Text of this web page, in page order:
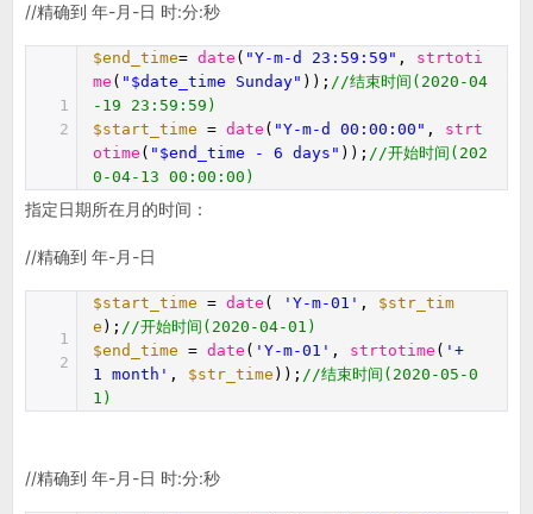
//精确到 年-月-日 时:分:秒
1
2
$end_time= date ( "Y-m-d 23:59:59" , strtoti
me ( "$date_time Sunday" )); //结束时间(2020-04
-19 23:59:59)
$start_time = date ( "Y-m-d 00:00:00" , strt
otime ( "$end_time - 6 days" )); //开始时间(202
0-04-13 00:00:00)
指定日期所在月的时间：
//精确到 年-月-日
1
2
$start_time = date ( 'Y-m-01' , $str_tim
e ); //开始时间(2020-04-01)
$end_time = date ( 'Y-m-01' , strtotime ( '+
1 month' , $str_time )); //结束时间(2020-05-0
1)
//精确到 年-月-日 时:分:秒